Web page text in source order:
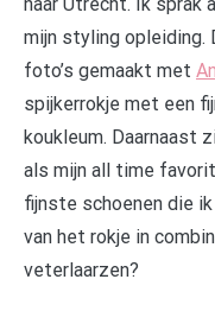
mijn styling opleiding.
foto’s gemaakt met
spijkerrokje met een
koukleum. Daarnaast
als mijn all time
fijnste schoenen die
van het rokje in
veterlaarzen?